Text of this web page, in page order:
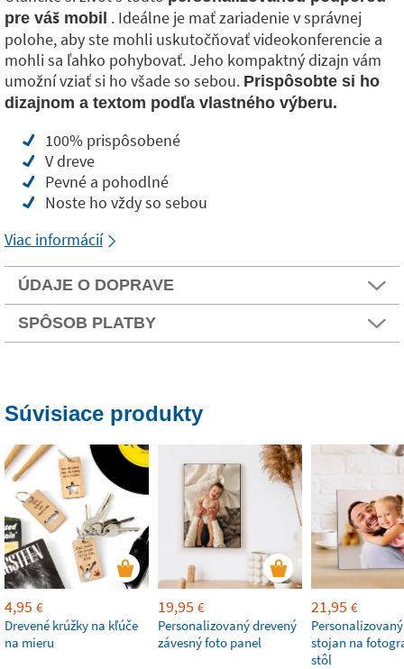
pre váš mobil . Ideálne je mať zariadenie v správnej
polohe, aby ste mohli uskutočňovať videokonferencie a
mohli sa ľahko pohybovať. Jeho kompaktný dizajn vám
umožní vziať si ho všade so sebou. Prispôsobte si ho
dizajnom a textom podľa vlastného výberu.
100% prispôsobené
V dreve
Pevné a pohodlné
Noste ho vždy so sebou
Viac informácií
ÚDAJE O DOPRAVE
SPÔSOB PLATBY
Súvisiace produkty
4,95 €
Drevené krúžky na kľúče
na mieru
19,95 €
Personalizovaný drevený
závesný foto panel
21,95 €
stojan na
stôl